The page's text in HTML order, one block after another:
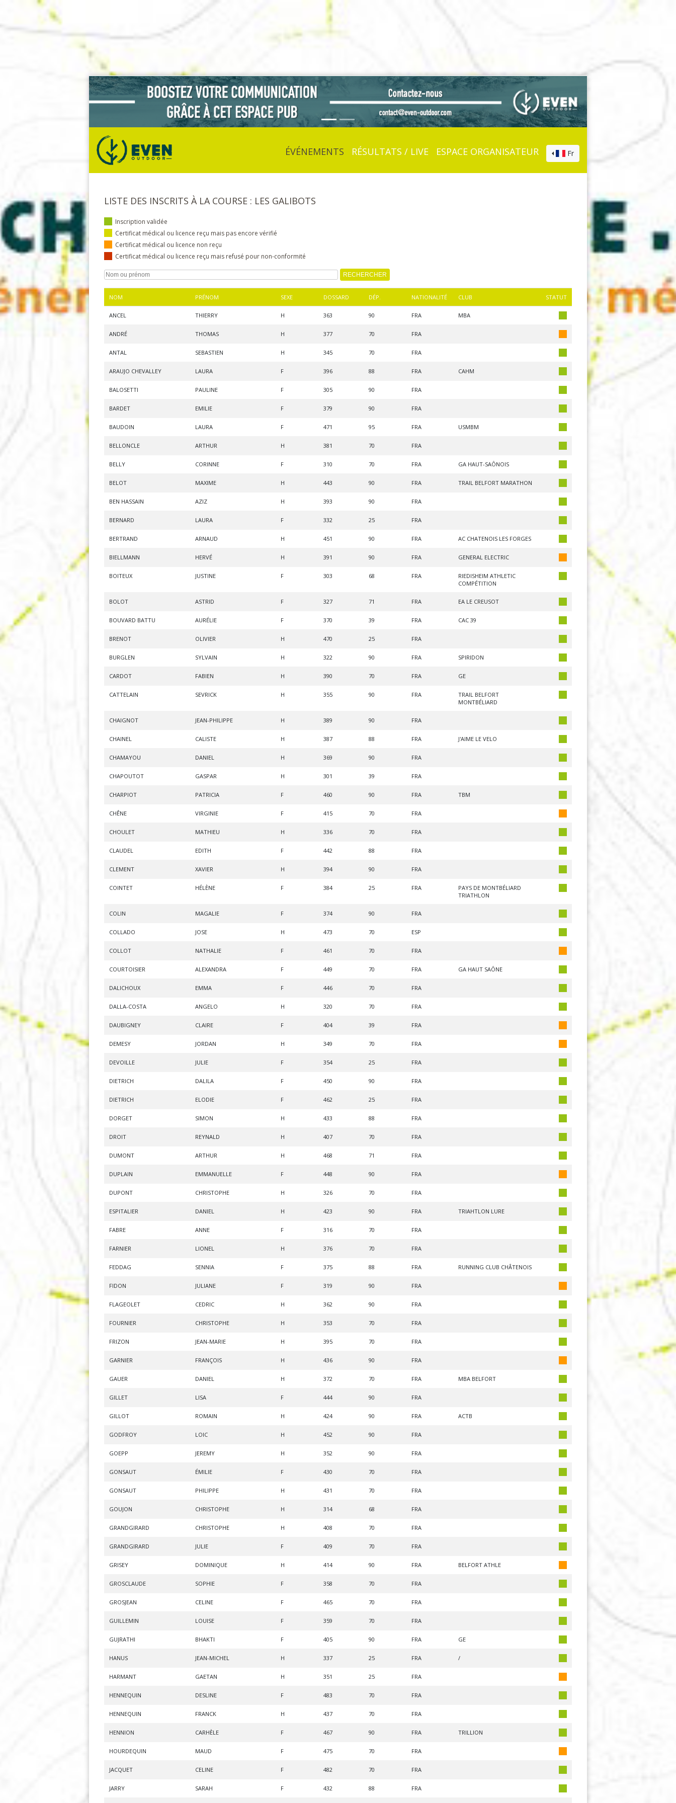
ÉVÉNEMENTS RÉSULTATS / LIVE ESPACE ORGANISATEUR Fr
LISTE DES INSCRITS À LA COURSE : LES GALIBOTS
Inscription validée
Certificat médical ou licence reçu mais pas encore vérifié
Certificat médical ou licence non reçu
Certificat médical ou licence reçu mais refusé pour non-conformité
NOM PRÉNOM SEXE DOSSARD DÉP. NATIONALITÉ CLUB STATUT
ANCEL THIERRY H 363 90 FRA MBA
ANDRÉ THOMAS H 377 70 FRA
ANTAL SEBASTIEN H 345 70 FRA
ARAUJO CHEVALLEY LAURA F 396 88 FRA CAHM
BALOSETTI PAULINE F 305 90 FRA
BARDET EMILIE F 379 90 FRA
BAUDOIN LAURA F 471 95 FRA USMBM
BELLONCLE ARTHUR H 381 70 FRA
BELLY CORINNE F 310 70 FRA GA HAUT-SAÔNOIS
BELOT MAXIME H 443 90 FRA TRAIL BELFORT MARATHON
BEN HASSAIN AZIZ H 393 90 FRA
BERNARD LAURA F 332 25 FRA
BERTRAND ARNAUD H 451 90 FRA AC CHATENOIS LES FORGES
BIELLMANN HERVÉ H 391 90 FRA GENERAL ELECTRIC
BOITEUX JUSTINE F 303 68 FRA
RIEDISHEIM ATHLETIC
COMPÉTITION
BOLOT ASTRID F 327 71 FRA EA LE CREUSOT
BOUVARD BATTU AURÉLIE F 370 39 FRA CAC 39
BRENOT OLIVIER H 470 25 FRA
BURGLEN SYLVAIN H 322 90 FRA SPIRIDON
CARDOT FABIEN H 390 70 FRA GE
CATTELAIN SEVRICK H 355 90 FRA
TRAIL BELFORT
MONTBÉLIARD
CHAIGNOT JEAN-PHILIPPE H 389 90 FRA
CHAINEL CALISTE H 387 88 FRA J'AIME LE VELO
CHAMAYOU DANIEL H 369 90 FRA
CHAPOUTOT GASPAR H 301 39 FRA
CHARPIOT PATRICIA F 460 90 FRA TBM
CHÊNE VIRGINIE F 415 70 FRA
CHOULET MATHIEU H 336 70 FRA
CLAUDEL EDITH F 442 88 FRA
CLEMENT XAVIER H 394 90 FRA
COINTET HÉLÈNE F 384 25 FRA
PAYS DE MONTBÉLIARD
TRIATHLON
COLIN MAGALIE F 374 90 FRA
COLLADO JOSE H 473 70 ESP
COLLOT NATHALIE F 461 70 FRA
COURTOISIER ALEXANDRA F 449 70 FRA GA HAUT SAÔNE
DALICHOUX EMMA F 446 70 FRA
DALLA-COSTA ANGELO H 320 70 FRA
DAUBIGNEY CLAIRE F 404 39 FRA
DEMESY JORDAN H 349 70 FRA
DEVOILLE JULIE F 354 25 FRA
DIETRICH DALILA F 450 90 FRA
DIETRICH ELODIE F 462 25 FRA
DORGET SIMON H 433 88 FRA
DROIT REYNALD H 407 70 FRA
DUMONT ARTHUR H 468 71 FRA
DUPLAIN EMMANUELLE F 448 90 FRA
DUPONT CHRISTOPHE H 326 70 FRA
ESPITALIER DANIEL H 423 90 FRA TRIAHTLON LURE
FABRE ANNE F 316 70 FRA
FARNIER LIONEL H 376 70 FRA
FEDDAG SENNIA F 375 88 FRA RUNNING CLUB CHÂTENOIS
FIDON JULIANE F 319 90 FRA
FLAGEOLET CEDRIC H 362 90 FRA
FOURNIER CHRISTOPHE H 353 70 FRA
FRIZON JEAN-MARIE H 395 70 FRA
GARNIER FRANÇOIS H 436 90 FRA
GAUER DANIEL H 372 70 FRA MBA BELFORT
GILLET LISA F 444 90 FRA
GILLOT ROMAIN H 424 90 FRA ACTB
GODFROY LOIC H 452 90 FRA
GOEPP JEREMY H 352 90 FRA
GONSAUT ÉMILIE F 430 70 FRA
GONSAUT PHILIPPE H 431 70 FRA
GOUJON CHRISTOPHE H 314 68 FRA
GRANDGIRARD CHRISTOPHE H 408 70 FRA
GRANDGIRARD JULIE F 409 70 FRA
GRISEY DOMINIQUE H 414 90 FRA BELFORT ATHLE
GROSCLAUDE SOPHIE F 358 70 FRA
GROSJEAN CELINE F 465 70 FRA
GUILLEMIN LOUISE F 359 70 FRA
GUJRATHI BHAKTI F 405 90 FRA GE
HANUS JEAN-MICHEL H 337 25 FRA /
HARMANT GAETAN H 351 25 FRA
HENNEQUIN DESLINE F 483 70 FRA
HENNEQUIN FRANCK H 437 70 FRA
HENNION CARHÈLE F 467 90 FRA TRILLION
HOURDEQUIN MAUD F 475 70 FRA
JACQUET CELINE F 482 70 FRA
JARRY SARAH F 432 88 FRA